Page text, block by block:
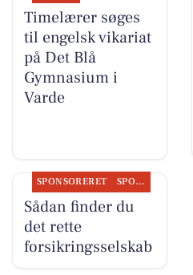
Timelærer søges
til engelsk vikariat
på Det Blå
Gymnasium i
Varde
SPONSORERET SPONSORERET INDHOLD
Sådan finder du
det rette
forsikringsselskab